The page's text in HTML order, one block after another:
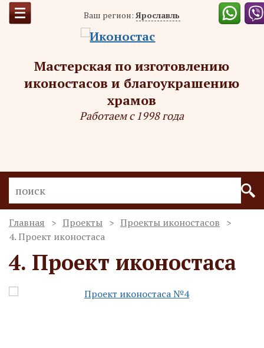
Ваш регион:Ярославль
Мастерская по изготовлению
иконостасов и благоукрашению
храмов
Работаем с 1998 года
Главная Проекты
Проекты иконостасов
4. Проект иконостаса
4. Проект иконостаса